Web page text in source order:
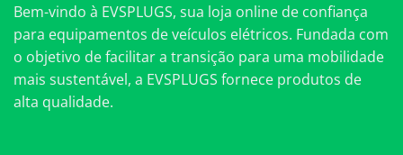
Bem-vindo à EVSPLUGS, sua loja online de confiança
para equipamentos de veículos elétricos. Fundada com
o objetivo de facilitar a transição para uma mobilidade
mais sustentável, a EVSPLUGS fornece produtos de
alta qualidade.